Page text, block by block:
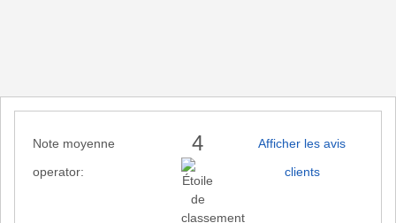
Note moyenne
operator:
4
Afficher les avis
clients